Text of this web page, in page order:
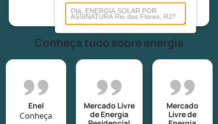
Conheça tudo sobre energia
Enel
Conheça
Mercado Livre
de Energia
Mercado
Livre de